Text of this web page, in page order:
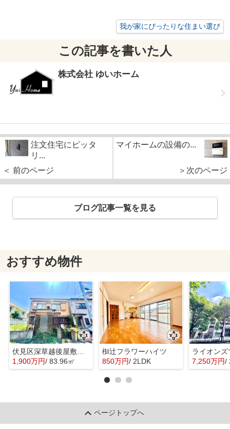
我が家にぴったりな住まい選び
この記事を書いた人
株式会社 ゆいホーム
注文住宅にピッタ
リ...
＜ 前のページ
マイホームの設備の...
＞次のページ
ブログ記事一覧を見る
おすすめ物件
伏見区深草越後屋敷町 土地
1,900万円/ 83.96㎡
椥辻フラワーハイツ
850万円/ 2LDK 7,250万円/
ページトップへ